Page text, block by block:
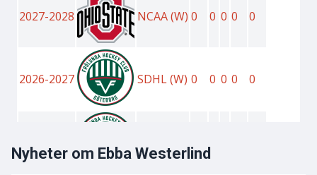
Nyheter om Ebba Westerlind